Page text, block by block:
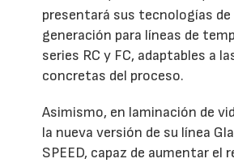
presentará sus tecnologías
generación para líneas de
series RC y FC, adaptables a
concretas del proceso.
Asimismo, en laminación de
la nueva versión de su línea
SPEED, capaz de aumentar el